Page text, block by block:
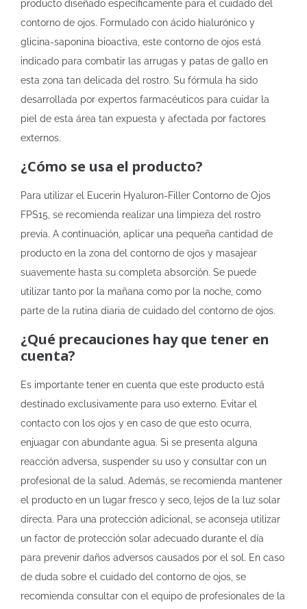
producto diseñado específicamente para el cuidado del
contorno de ojos. Formulado con ácido hialurónico y
glicina-saponina bioactiva, este contorno de ojos está
indicado para combatir las arrugas y patas de gallo en
esta zona tan delicada del rostro. Su fórmula ha sido
desarrollada por expertos farmacéuticos para cuidar la
piel de esta área tan expuesta y afectada por factores
externos.
¿Cómo se usa el producto?
Para utilizar el Eucerin Hyaluron-Filler Contorno de Ojos
FPS15, se recomienda realizar una limpieza del rostro
previa. A continuación, aplicar una pequeña cantidad de
producto en la zona del contorno de ojos y masajear
suavemente hasta su completa absorción. Se puede
utilizar tanto por la mañana como por la noche, como
parte de la rutina diaria de cuidado del contorno de ojos.
¿Qué precauciones hay que tener en
cuenta?
Es importante tener en cuenta que este producto está
destinado exclusivamente para uso externo. Evitar el
contacto con los ojos y en caso de que esto ocurra,
enjuagar con abundante agua. Si se presenta alguna
reacción adversa, suspender su uso y consultar con un
profesional de la salud. Además, se recomienda mantener
el producto en un lugar fresco y seco, lejos de la luz solar
directa. Para una protección adicional, se aconseja utilizar
un factor de protección solar adecuado durante el día
para prevenir daños adversos causados por el sol. En caso
de duda sobre el cuidado del contorno de ojos, se
recomienda consultar con el equipo de profesionales de la